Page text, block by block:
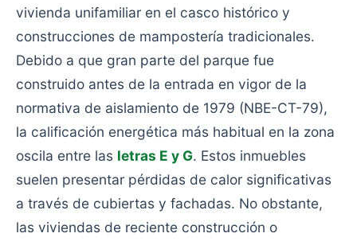
vivienda unifamiliar en el casco histórico y
construcciones de mampostería tradicionales.
Debido a que gran parte del parque fue
construido antes de la entrada en vigor de la
normativa de aislamiento de 1979 (NBE-CT-79),
la calificación energética más habitual en la zona
oscila entre las letras E y G. Estos inmuebles
suelen presentar pérdidas de calor significativas
a través de cubiertas y fachadas. No obstante,
las viviendas de reciente construcción o